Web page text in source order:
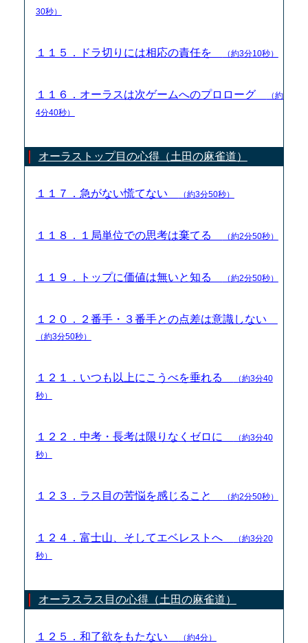
30秒）
１１５．ドラ切りには相応の責任を （約3分10秒）
１１６．オーラスは次ゲームへのプロローグ
（約
4分40秒）
オーラストップ目の心得（土田の麻雀道）
１１７．急がない慌てない （約3分50秒）
１１８．１局単位での思考は棄てる （約2分50秒）
１１９．トップに価値は無いと知る （約2分50秒）
１２０．２番手・３番手との点差は意識しない
（約3分50秒）
１２１．いつも以上にこうべを垂れる
（約3分40
秒）
１２２．中考・長考は限りなくゼロに
（約3分40
秒）
１２３．ラス目の苦悩を感じること （約2分50秒）
１２４．富士山、そしてエベレストへ
（約3分20
秒）
オーラスラス目の心得（土田の麻雀道）
１２５．和了欲をもたない （約4分）